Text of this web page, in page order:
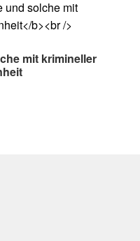
mit krimineller